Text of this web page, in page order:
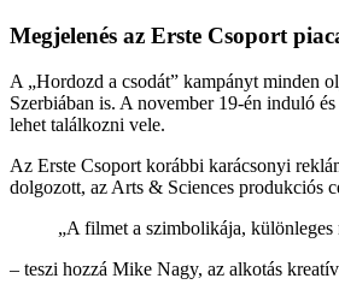
Megjelenés az Erste Csoport
A „Hordozd a csodát” kampányt minden
Szerbiában is. A november 19-én induló
lehet találkozni vele.
Az Erste Csoport korábbi karácsonyi
dolgozott, az Arts & Sciences produkciós
„A filmet a szimbolikája, különleges
– teszi hozzá Mike Nagy, az alkotás